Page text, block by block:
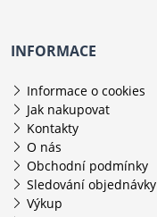
INFORMACE
Informace o cookies
Jak nakupovat
Kontakty
O nás
Obchodní podmínky
Sledování objednávky
Výkup